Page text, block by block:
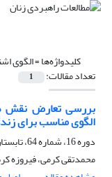
کلیدواژه‌ها =الگوی
تعداد مقالات: 1
بررسی تعارض نقش
الگوی مناسب برای
دوره 16، شماره 64، تابستان 1393، صفحه
محمدتقی کرمی، فیروزه